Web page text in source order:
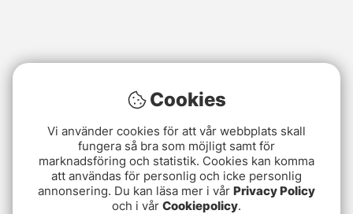
Cookies
Vi använder cookies för att vår webbplats skall
fungera så bra som möjligt samt för
marknadsföring och statistik. Cookies kan komma
att användas för personlig och icke personlig
annonsering. Du kan läsa mer i vår Privacy Policy
och i vår Cookiepolicy.